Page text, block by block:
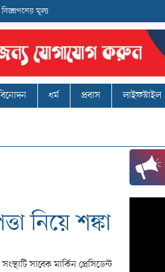
বিজ্ঞাপনের মূল্য
ধর্ম প্রবাস লাইফস্টাইল
নিয়ে শঙ্কা
সাবেক মার্কিন প্রেসিডেন্ট